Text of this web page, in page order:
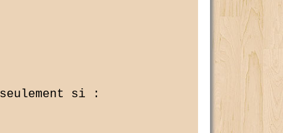
si :